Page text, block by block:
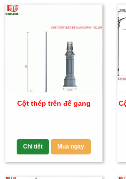
Cột thép trên đế gang
Chi tiết Mua ngay